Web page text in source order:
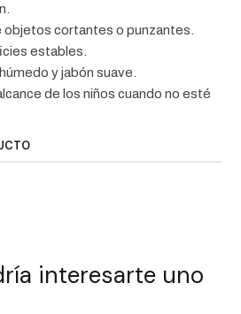
cortantes o punzantes.
estables.
y jabón suave.
de los niños cuando no esté
interesarte uno